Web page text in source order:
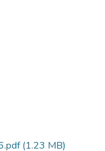
(1.23 MB)